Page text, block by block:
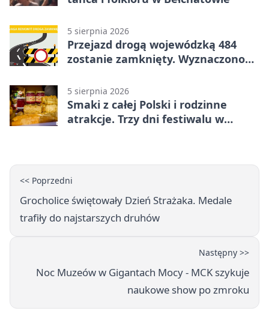
5 sierpnia 2026
Przejazd drogą wojewódzką 484
zostanie zamknięty. Wyznaczono
5 sierpnia 2026
Smaki z całej Polski i rodzinne
atrakcje. Trzy dni festiwalu w
<< Poprzedni
Grocholice świętowały Dzień Strażaka. Medale
trafiły do najstarszych druhów
Następny >>
Noc Muzeów w Gigantach Mocy - MCK szykuje
naukowe show po zmroku